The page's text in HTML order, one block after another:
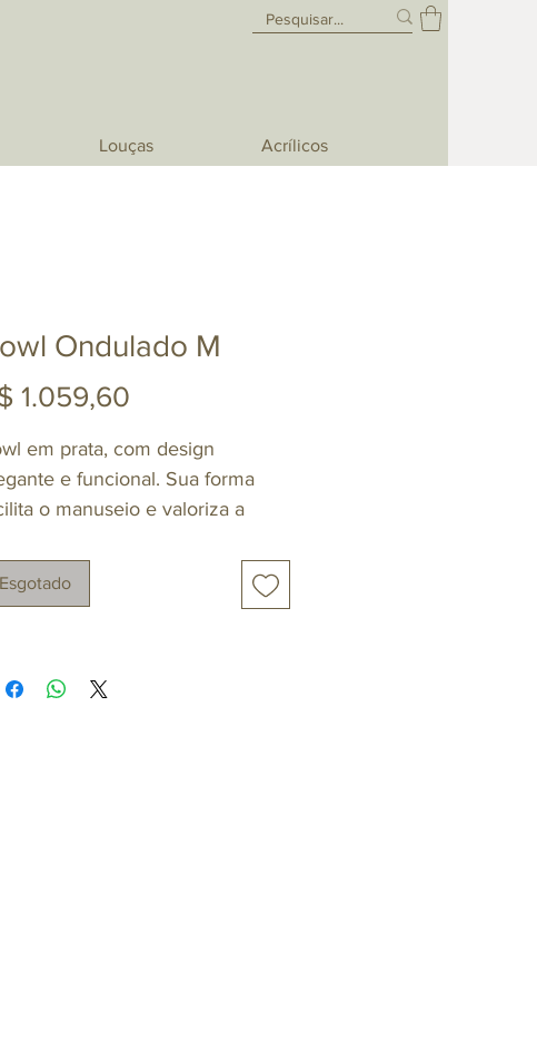
Louças Acrílicos
Ondulado M
1.059,60
em prata, com design
e funcional. Sua forma
o manuseio e valoriza a
e pequenas porções
Esgotado